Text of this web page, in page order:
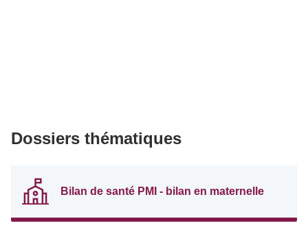
Dossiers thématiques
Bilan de santé PMI - bilan en maternelle